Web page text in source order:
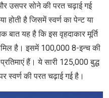
उसपर सोने की परत चढ़ाई गई
होती है जिसमें स्वर्ण का पेन्ट या
बात यह है कि इस वृहदाकार मूर्ति
है। इसमें 100,000 8-इन्च की
हैं। ये सारी 125,000 बुद्ध
स्वर्ण की परत चढ़ाई गई है।